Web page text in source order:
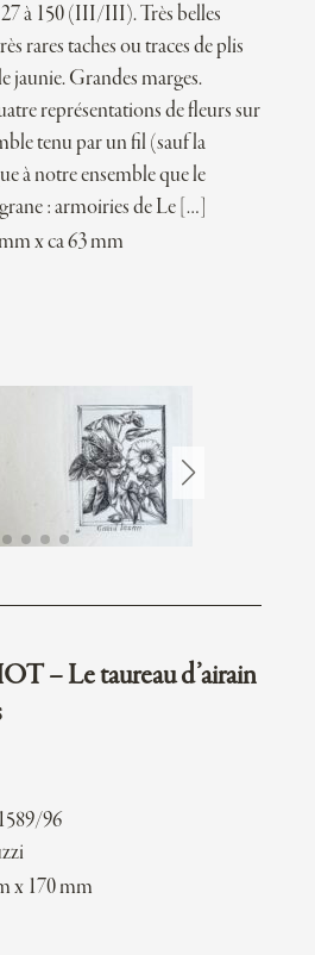
à 150 (III/III). Très belles
rares taches ou traces de plis
jaunie. Grandes marges.
représentations de fleurs sur
tenu par un fil (sauf la
à notre ensemble que le
: armoiries de Le […]
x ca 63 mm
– Le taureau d’airain
96
x 170 mm